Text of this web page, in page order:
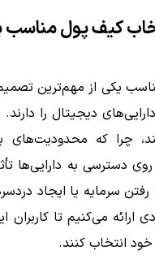
کیف پول مناسب
یکی از مهم‌ترین
دیجیتال را
چرا که محدودیت‌های
دسترسی به دارایی‌ها
سرمایه یا ایجاد
ارائه می‌کنیم تا کاربران
انتخاب کنند.